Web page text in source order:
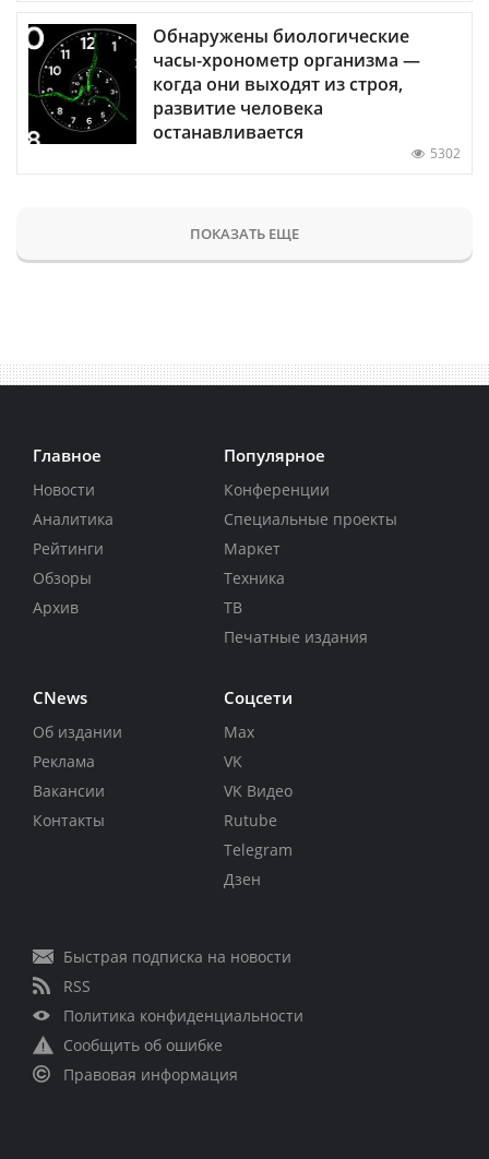
Обнаружены биологические
часы-хронометр организма —
когда они выходят из строя,
развитие человека
останавливается
5302
ПОКАЗАТЬ ЕЩЕ
Главное
Новости
Аналитика
Рейтинги
Обзоры
Архив
Популярное
Конференции
Специальные проекты
Маркет
Техника
ТВ
Печатные издания
CNews
Об издании
Реклама
Вакансии
Контакты
Соцсети
Max
VK
VK Видео
Rutube
Telegram
Дзен
Быстрая подписка на новости
RSS
Политика конфиденциальности
Сообщить об ошибке
Правовая информация